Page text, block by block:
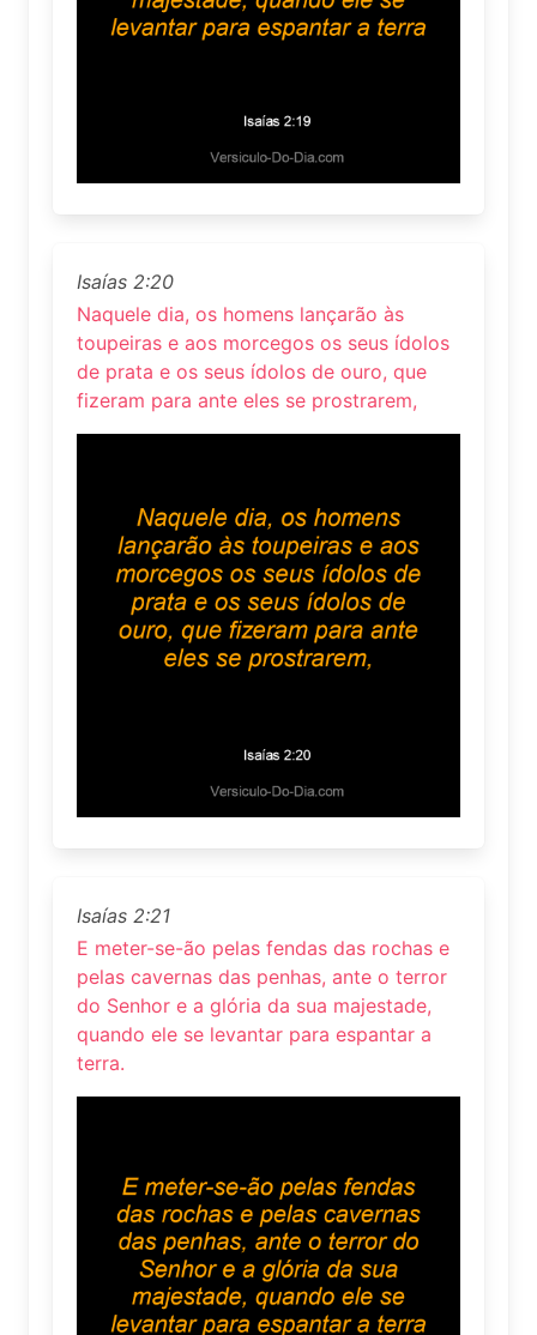
Isaías 2:20
Naquele dia, os homens lançarão às
toupeiras e aos morcegos os seus ídolos
de prata e os seus ídolos de ouro, que
fizeram para ante eles se prostrarem,
Isaías 2:21
E meter-se-ão pelas fendas das rochas e
pelas cavernas das penhas, ante o terror
do Senhor e a glória da sua majestade,
quando ele se levantar para espantar a
terra.